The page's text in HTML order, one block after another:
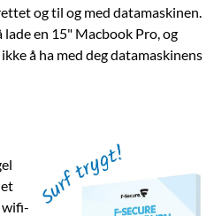
og til og med datamaskinen.
en 15" Macbook Pro, og
å ha med deg datamaskinens
wifi-